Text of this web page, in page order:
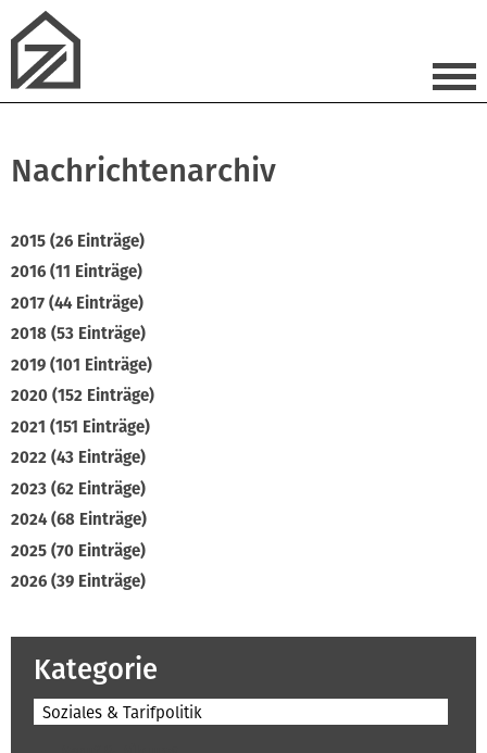
Nachrichtenarchiv
2015 (26 Einträge)
2016 (11 Einträge)
2017 (44 Einträge)
2018 (53 Einträge)
2019 (101 Einträge)
2020 (152 Einträge)
2021 (151 Einträge)
2022 (43 Einträge)
2023 (62 Einträge)
2024 (68 Einträge)
2025 (70 Einträge)
2026 (39 Einträge)
Kategorie
Soziales & Tarifpolitik